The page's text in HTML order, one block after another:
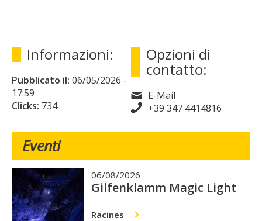
Informazioni:
Pubblicato il: 06/05/2026 -
17:59
Clicks: 734
Opzioni di
contatto:
E-Mail
+39 347 4414816
Eventi
06/08/2026
Gilfenklamm Magic Light
Racines -